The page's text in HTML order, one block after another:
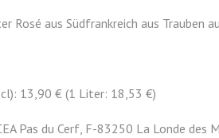
Rosé aus Südfrankreich aus Trauben
13,90 € (1 Liter: 18,53 €)
Pas du Cerf, F-83250 La Londe des